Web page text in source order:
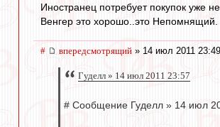
Иностранец потребует покупок уже
Венгер это хорошо..это Непомнящий.
# впередсмотрящий » 14 июл 2011 23:49
Гуделл » 14 июл 2011 23:57
# Сообщение Гуделл » 14 июл